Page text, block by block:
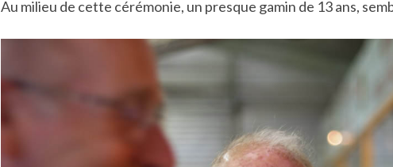
Au milieu de cette cérémonie, un presque gamin de 13 ans,